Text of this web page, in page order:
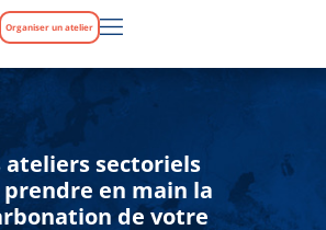
Organiser un atelier
ateliers sectoriels
en main la
de votre